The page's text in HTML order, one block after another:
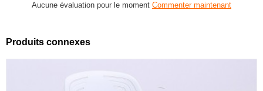
Aucune évaluation pour le moment Commenter maintenant
Produits connexes